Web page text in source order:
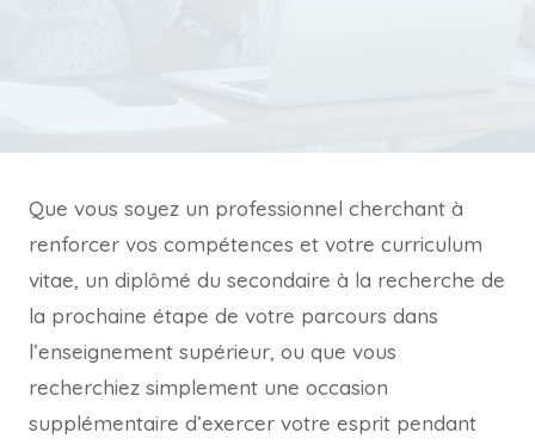
Que vous soyez un professionnel cherchant à
renforcer vos compétences et votre curriculum
vitae, un diplômé du secondaire à la recherche de
la prochaine étape de votre parcours dans
l’enseignement supérieur, ou que vous
recherchiez simplement une occasion
supplémentaire d’exercer votre esprit pendant